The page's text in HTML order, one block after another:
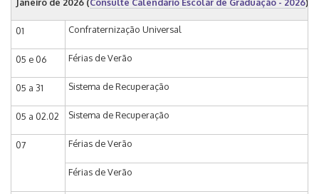
Janeiro de 2026 (Consulte Calendário Escolar de Graduação - 2026)
01 Confraternização Universal
05 e 06 Férias de Verão
05 a 31 Sistema de Recuperação
05 a 02.02 Sistema de Recuperação
07 Férias de Verão
Férias de Verão